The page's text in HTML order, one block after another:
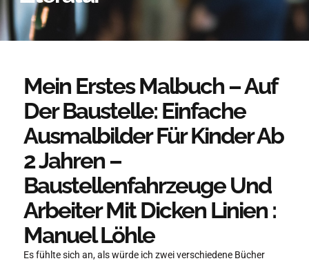
Mein Erstes Malbuch – Auf
Der Baustelle: Einfache
Ausmalbilder Für Kinder Ab
2 Jahren –
Baustellenfahrzeuge Und
Arbeiter Mit Dicken Linien :
Manuel Löhle
Es fühlte sich an, als würde ich zwei verschiedene Bücher